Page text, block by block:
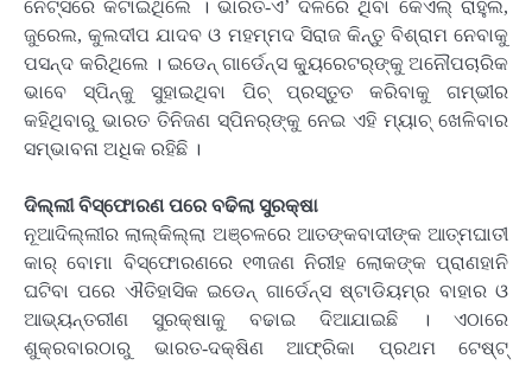
ନେଟ୍‌ସରେ କଟାଇଥିଲେ । ଭାରତ-ଏ’ ଦଳରେ ଥିବା କେଏଲ୍ ରାହୁଲ,
ଜୁରେଲ, କୁଲଦୀପ ଯାଦବ ଓ ମହମ୍ମଦ ସିରାଜ କିନ୍ତୁ ବିଶ୍ରାମ ନେବାକୁ
ପସନ୍ଦ କରିଥିଲେ । ଇଡେନ୍ ଗାର୍ଡେନ୍ସ କ୍ୟୁରେଟର୍‌ଙ୍କୁ ଅନୌପଚାରିକ
ଭାବେ ସ୍ପିନ୍‌କୁ ସୁହାଇଥିବା ପିଚ୍ ପ୍ରସ୍ତୁତ କରିବାକୁ ଗମ୍ଭୀର
କହିଥିବାରୁ ଭାରତ ତିନିଜଣ ସ୍ପିନର୍‌ଙ୍କୁ ନେଇ ଏହି ମ୍ୟାଚ୍ ଖେଳିବାର
ସମ୍ଭାବନା ଅଧିକ ରହିଛି ।
ଦିଲ୍ଲୀ ବିସ୍ଫୋରଣ ପରେ ବଢିଲା ସୁରକ୍ଷା
ନୂଆଦିଲ୍ଲୀର ଲାଲ୍‌କିଲ୍ଲା ଅଞ୍ଚଳରେ ଆତଙ୍କବାଦୀଙ୍କ ଆତ୍ମଘାତୀ
କାର୍ ବୋମା ବିସ୍ଫୋରଣରେ ୧୩ଜଣ ନିରୀହ ଲୋକଙ୍କ ପ୍ରାଣହାନି
ଘଟିବା ପରେ ଐତିହାସିକ ଇଡେନ୍ ଗାର୍ଡେନ୍ସ ଷ୍ଟାଡିୟମ୍‌ର ବାହାର ଓ
ଆଭ୍ୟନ୍ତରୀଣ ସୁରକ୍ଷାକୁ ବଢାଇ ଦିଆଯାଇଛି । ଏଠାରେ
ଶୁକ୍ରବାରଠାରୁ ଭାରତ-ଦକ୍ଷିଣ ଆଫ୍ରିକା ପ୍ରଥମ ଟେଷ୍ଟ୍